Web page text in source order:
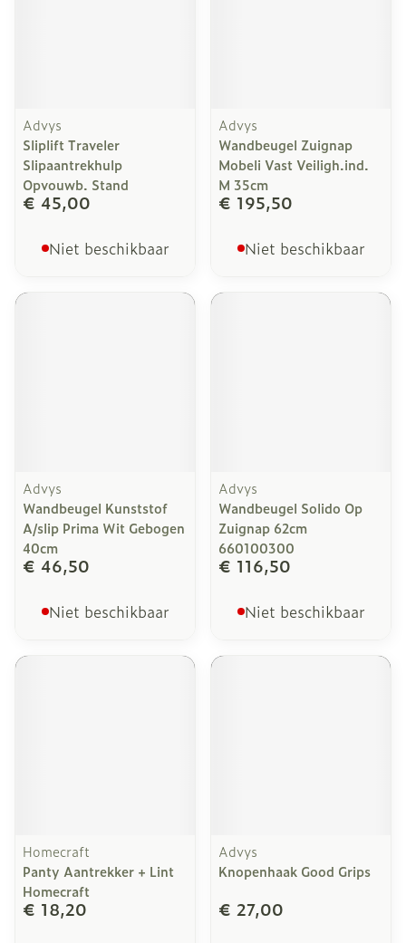
Advys
Sliplift Traveler
Slipaantrekhulp
Opvouwb. Stand
€ 45,00
Niet beschikbaar
Advys
Wandbeugel Zuignap
Mobeli Vast Veiligh.ind.
M 35cm
€ 195,50
Niet beschikbaar
Advys
Wandbeugel Kunststof
A/slip Prima Wit Gebogen
40cm
€ 46,50
Niet beschikbaar
Advys
Wandbeugel Solido Op
Zuignap 62cm
660100300
€ 116,50
Niet beschikbaar
Homecraft
Panty Aantrekker + Lint
Homecraft
€ 18,20
Advys
Knopenhaak Good Grips
€ 27,00